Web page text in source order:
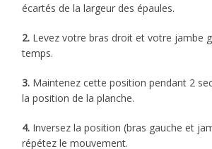
écartés de la largeur des épaules.
2. Levez votre bras droit et votre jambe
temps.
3. Maintenez cette position pendant 2
la position de la planche.
4. Inversez la position (bras gauche et
répétez le mouvement.